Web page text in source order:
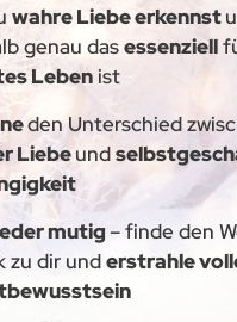
wahre Liebe erkennst
genau dasessenziell
Leben ist
den Unterschied
Liebeund
mutig– finde den
zu dir understrahle